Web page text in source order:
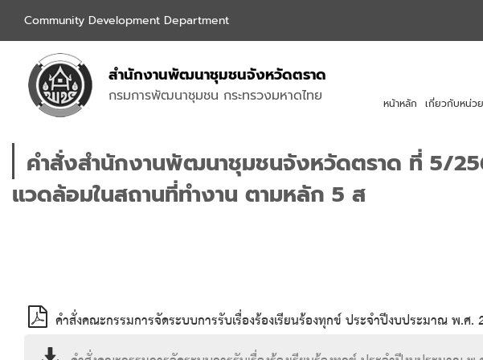
Community Development Department
สำนักงานพัฒนาชุมชนจังหวัดตราด
กรมการพัฒนาชุมชน กระทรวงมหาดไทย หน้าหลัก เกี่ยวกับหน่ว
คำสั่งสำนักงานพัฒนาชุมชนจังหวัดตราด ที่ 5/
แวดล้อมในสถานที่ทำงาน ตามหลัก 5 ส
คำสั่งคณะกรรมการจัดระบบการรับเรื่องร้องเรียนร้องทุกข์ ประจำปีงบประมาณ พ.ศ